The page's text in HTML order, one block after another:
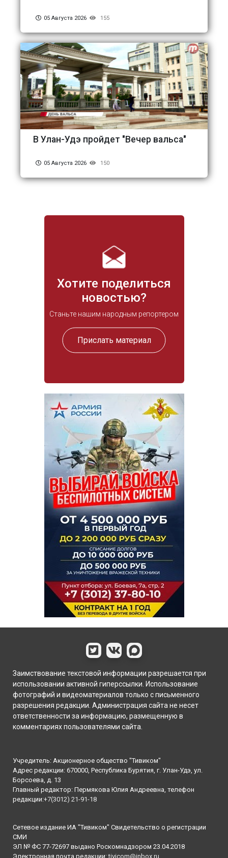
Хотите поделиться
новостью?
Станьте нашим народным репортером
Прислать материал
05 Августа 2026 155
В Улан-Удэ пройдет "Вечер вальса"
05 Августа 2026 150
Заимствование текстовой информации разрешается при
использовании активной гиперссылки. Использование
фотографий и видеоматериалов только с письменного
разрешения редакции. Администрация сайта не несет
ответственности за информацию, размещенную в
комментариях пользователями сайта.
Учредитель: Акционерное общество "Тивиком"
Адрес редакции: 670000, Республика Бурятия, г. Улан-Удэ, ул.
Борсоева, д. 13
Главный редактор: Пермякова Юлия Андреевна, телефон
редакции:+7(3012) 21-91-18
Сетевое издание ИА "Тивиком" Свидетельство о регистрации
СМИ
ЭЛ № ФС 77-72697 выдано Роскомнадзором 23.04.2018
Электронная почта редакции:tivicom@inbox.ru